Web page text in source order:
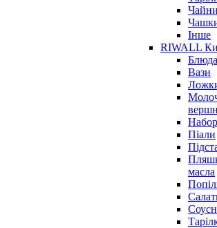
Інше
RIWALL
Блюда
Вази
Піали
масла